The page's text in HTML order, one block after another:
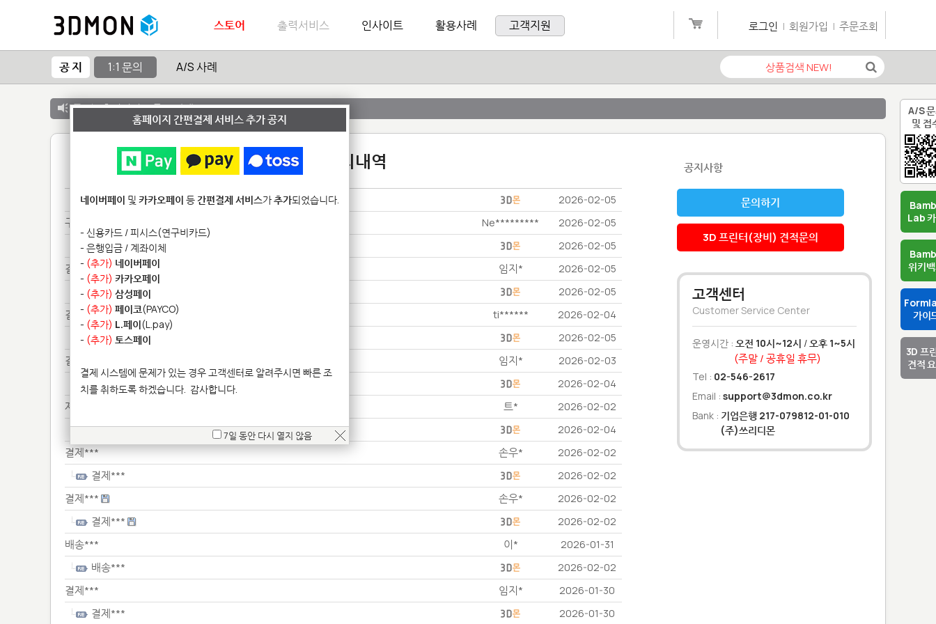
A/S
및 접
Lab
위키
가이
3D 프
견적
스토어 출력서비스 인사이트 활용사례 고객지원 로그인 | 회원가입 | 주문조회
공 지 1:1 문의 A/S 사례
공 지 :출력서비스 종료 안내
1:1 문의내역
구매*** 2026-02-05
구매*** Ne********* 2026-02-05
구매*** 2026-02-05
결제*** 임지* 2026-02-05
결제*** 2026-02-05
결제*** ti****** 2026-02-04
결제*** 2026-02-05
결제*** 임지* 2026-02-03
결제*** 2026-02-04
제품******* 트* 2026-02-02
제품******* 2026-02-04
결제*** 손우* 2026-02-02
결제*** 2026-02-02
결제*** 손우* 2026-02-02
결제*** 2026-02-02
배송*** 이* 2026-01-31
배송*** 2026-02-02
결제*** 임지* 2026-01-30
결제*** 2026-01-30
공지사항
문의하기
3D 프린터(장비) 견적문의
고객센터
Customer Service Center
운영시간 : 오전 10시~12시 /오후 1~5시
(주말 / 공휴일 휴무)
Tel : 02-546-2617
Email : support@3dmon.co.kr
Bank : 기업은행 217-079812-01-010
(주)쓰리디몬
홈페이지 간편결제 서비스 추가 공지
네이버페이 및 카카오페이 등간편결제 서비스가추가되었습니다.
- 신용카드 / 피시스(연구비카드)
- 은행입금 / 계좌이체
- (추가) 네이버페이
- (추가) 카카오페이
- (추가) 삼성페이
- (추가) 페이코(PAYCO)
- (추가) L.페이(L.pay)
- (추가) 토스페이
결제 시스템에 문제가 있는 경우 고객센터로 알려주시면 빠른 조
치를 취하도록 하겠습니다. 감사합니다.
7일 동안 다시 열지 않음